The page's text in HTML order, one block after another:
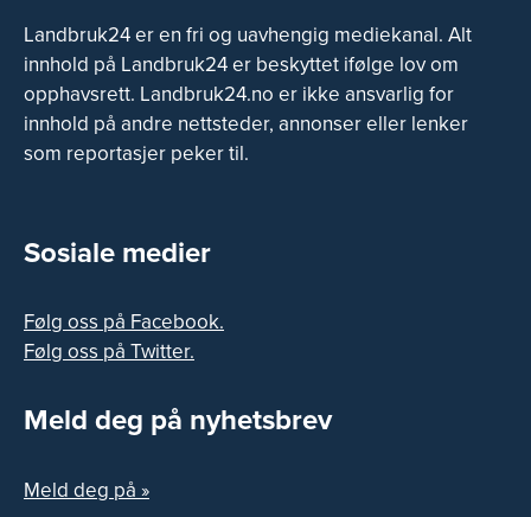
Landbruk24 er en fri og uavhengig mediekanal. Alt
innhold på Landbruk24 er beskyttet ifølge lov om
opphavsrett. Landbruk24.no er ikke ansvarlig for
innhold på andre nettsteder, annonser eller lenker
som reportasjer peker til.
Sosiale medier
Følg oss på Facebook.
Følg oss på Twitter.
Meld deg på nyhetsbrev
Meld deg på »